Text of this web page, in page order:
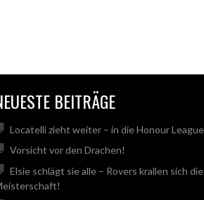
BEITRÄGE
Locatelli zieht weiter – in die Honour
Vorsicht vor den Drachen!
Elsie schlägt sie alle – Rovers krallen sich die